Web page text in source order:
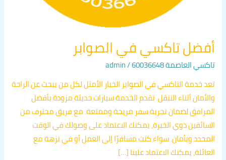
أفضل تاكسي في الصوابر
تاكسي العاصمة 60036648 /
admin
تعد خدمة التاكسي في الصوابر الخيار الأمثل لكل من يبحث عن الراحة
والأمان أثناء التنقل. تقدم الخدمة سيارات حديثة مزودة بأفضل
المرافق لضمان تجربة سفر مريحة وممتعة. مع فريق محترف من
السائقين ذوي الخبرة، يمكنك الاعتماد على وصولك في الوقت
المحدد وبأمان. سواء كنت مسافرًا إلى العمل أو في نزهة مع
العائلة، يمكنك الاعتماد علينا […]